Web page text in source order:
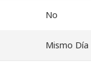
No
Mismo Día